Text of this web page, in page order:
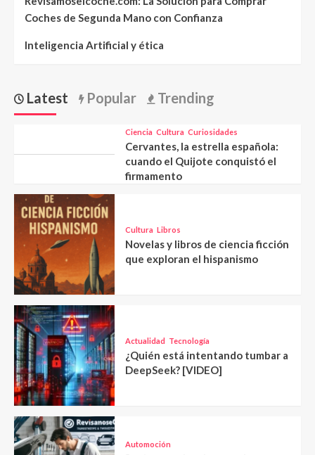
Coches de Segunda Mano con Confianza
Inteligencia Artificial y ética
Latest Popular Trending
Ciencia Cultura Curiosidades
Cervantes, la estrella española:
cuando el Quijote conquistó el
firmamento
Cultura Libros
Novelas y libros de ciencia ficción
que exploran el hispanismo
Actualidad Tecnología
¿Quién está intentando tumbar a
DeepSeek? [VIDEO]
Automoción